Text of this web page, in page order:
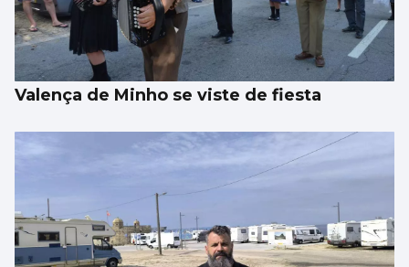
Valença de Minho se viste de fiesta